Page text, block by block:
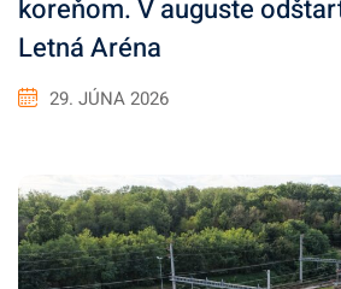
koreňom. V auguste
Letná Aréna
29. JÚNA 2026